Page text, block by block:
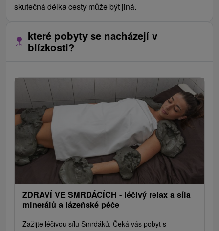
skutečná délka cesty může být jiná.
které pobyty se nacházejí v
blízkosti?
ZDRAVÍ VE SMRDÁCÍCH - léčivý relax a síla
minerálů a lázeňské péče
Zažijte léčivou sílu Smrdáků. Čeká vás pobyt s